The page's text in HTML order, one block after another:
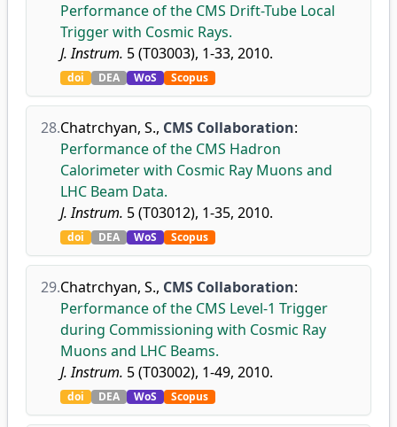
Performance of the CMS Drift-Tube Local
Trigger with Cosmic Rays.
J. Instrum. 5 (T03003), 1-33, 2010.
doi DEA WoS Scopus
28.Chatrchyan, S., CMS Collaboration:
Performance of the CMS Hadron
Calorimeter with Cosmic Ray Muons and
LHC Beam Data.
J. Instrum. 5 (T03012), 1-35, 2010.
doi DEA WoS Scopus
29.Chatrchyan, S., CMS Collaboration:
Performance of the CMS Level-1 Trigger
during Commissioning with Cosmic Ray
Muons and LHC Beams.
J. Instrum. 5 (T03002), 1-49, 2010.
doi DEA WoS Scopus